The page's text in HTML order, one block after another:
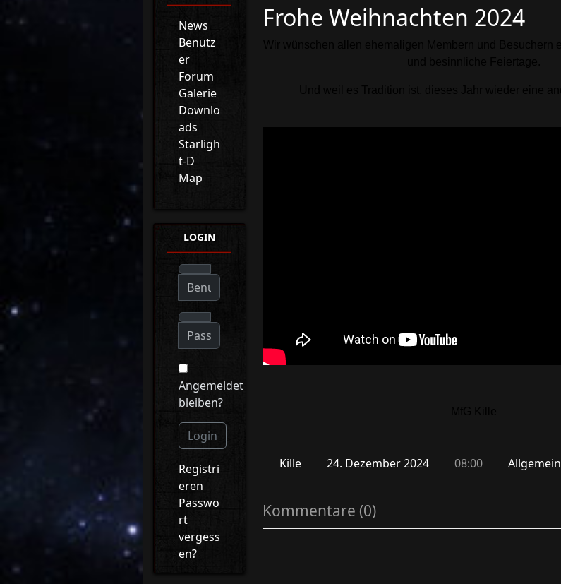
News
Benutz
er
Forum
Galerie
Downlo
ads
Starligh
t-D
Map
LOGIN
Angemeldet
bleiben?
Login
Registri
eren
Passwo
rt
vergess
en?
Frohe Weihnachten 2024
Kille 24. Dezember 2024 08:00 Allgemein
Kommentare (0)